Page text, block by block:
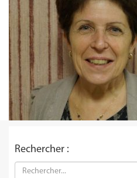
Rechercher :